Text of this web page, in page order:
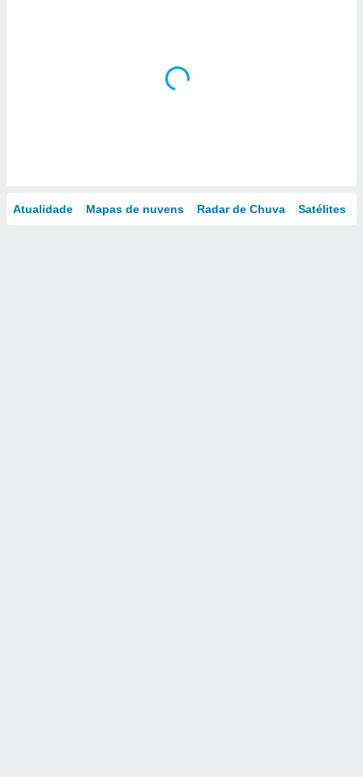
Atualidade Mapas de nuvens Radar de Chuva Satélites